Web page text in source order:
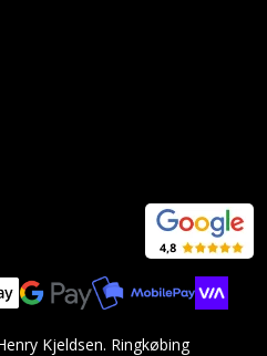
Kjeldsen. Ringkøbing